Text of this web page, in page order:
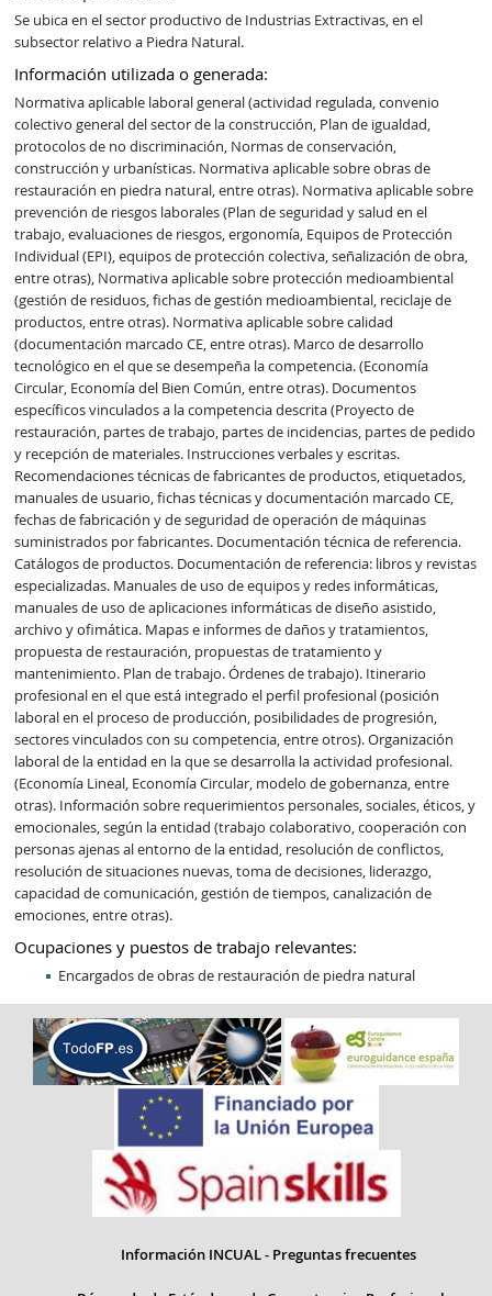
Se ubica en el sector productivo de Industrias Extractivas, en el
subsector relativo a Piedra Natural.
Información utilizada o generada:
Normativa aplicable laboral general (actividad regulada, convenio
colectivo general del sector de la construcción, Plan de igualdad,
protocolos de no discriminación, Normas de conservación,
construcción y urbanísticas. Normativa aplicable sobre obras de
restauración en piedra natural, entre otras). Normativa aplicable sobre
prevención de riesgos laborales (Plan de seguridad y salud en el
trabajo, evaluaciones de riesgos, ergonomía, Equipos de Protección
Individual (EPI), equipos de protección colectiva, señalización de obra,
entre otras), Normativa aplicable sobre protección medioambiental
(gestión de residuos, fichas de gestión medioambiental, reciclaje de
productos, entre otras). Normativa aplicable sobre calidad
(documentación marcado CE, entre otras). Marco de desarrollo
tecnológico en el que se desempeña la competencia. (Economía
Circular, Economía del Bien Común, entre otras). Documentos
específicos vinculados a la competencia descrita (Proyecto de
restauración, partes de trabajo, partes de incidencias, partes de pedido
y recepción de materiales. Instrucciones verbales y escritas.
Recomendaciones técnicas de fabricantes de productos, etiquetados,
manuales de usuario, fichas técnicas y documentación marcado CE,
fechas de fabricación y de seguridad de operación de máquinas
suministrados por fabricantes. Documentación técnica de referencia.
Catálogos de productos. Documentación de referencia: libros y revistas
especializadas. Manuales de uso de equipos y redes informáticas,
manuales de uso de aplicaciones informáticas de diseño asistido,
archivo y ofimática. Mapas e informes de daños y tratamientos,
propuesta de restauración, propuestas de tratamiento y
mantenimiento. Plan de trabajo. Órdenes de trabajo). Itinerario
profesional en el que está integrado el perfil profesional (posición
laboral en el proceso de producción, posibilidades de progresión,
sectores vinculados con su competencia, entre otros). Organización
laboral de la entidad en la que se desarrolla la actividad profesional.
(Economía Lineal, Economía Circular, modelo de gobernanza, entre
otras). Información sobre requerimientos personales, sociales, éticos, y
emocionales, según la entidad (trabajo colaborativo, cooperación con
personas ajenas al entorno de la entidad, resolución de conflictos,
resolución de situaciones nuevas, toma de decisiones, liderazgo,
capacidad de comunicación, gestión de tiempos, canalización de
emociones, entre otras).
Ocupaciones y puestos de trabajo relevantes:
Encargados de obras de restauración de piedra natural
Información INCUAL - Preguntas frecuentes